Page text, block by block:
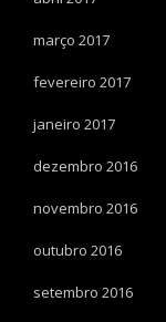
março 2017
fevereiro 2017
janeiro 2017
dezembro 2016
novembro 2016
outubro 2016
setembro 2016